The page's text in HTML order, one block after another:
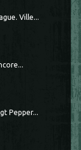
Ville...
Pepper...